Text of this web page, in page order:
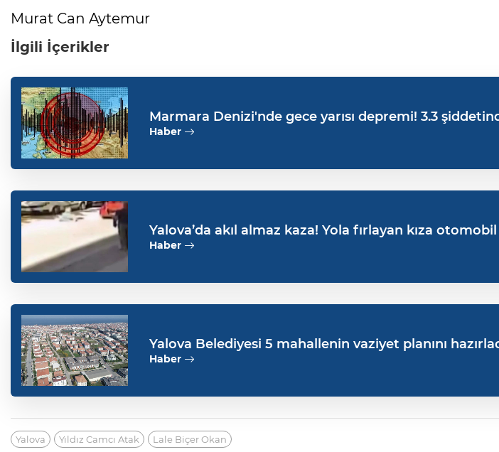
Murat Can Aytemur
İlgili İçerikler
Marmara Denizi'nde gece yarısı depremi! 3.3
Haber
Yalova’da akıl almaz kaza! Yola fırlayan kıza
Haber
Yalova Belediyesi 5 mahallenin vaziyet planını
Haber
Yalova Yıldız Camcı Atak Lale Biçer Okan